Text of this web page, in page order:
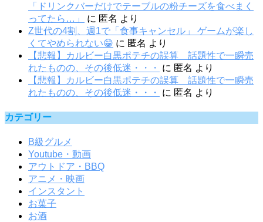
「ドリンクバーだけでテーブルの粉チーズを食べまく
ってたら…」
に 匿名 より
Z世代の4割、週1で「食事キャンセル」 ゲームが楽し
くてやめられない😁 に 匿名 より
【悲報】カルビー白黒ポテチの誤算 話題性で一瞬売
れたものの、その後低迷・・・
に 匿名 より
【悲報】カルビー白黒ポテチの誤算 話題性で一瞬売
れたものの、その後低迷・・・
に 匿名 より
カテゴリー
B級グルメ
Youtube・動画
アウトドア・BBQ
アニメ・映画
インスタント
お菓子
お酒